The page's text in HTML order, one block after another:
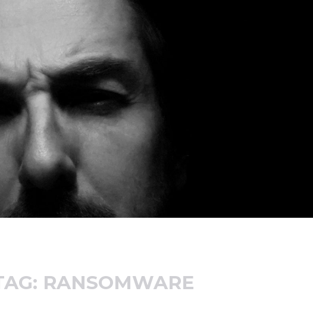
RANSOMWARE